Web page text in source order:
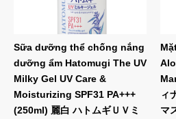
Sữa dưỡng thể chống nắng
dưỡng ẩm Hatomugi The UV
Milky Gel UV Care &
Moisturizing SPF31 PA+++
(250ml) 麗白 ハトムギＵＶミ
ィ
マ